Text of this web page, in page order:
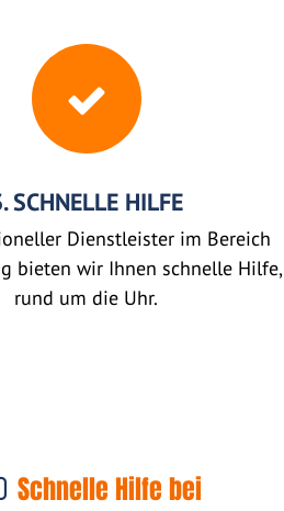
SCHNELLE HILFE
Dienstleister im Bereich
bieten wir Ihnen schnelle Hilfe,
rund um die Uhr.
Schnelle Hilfe bei